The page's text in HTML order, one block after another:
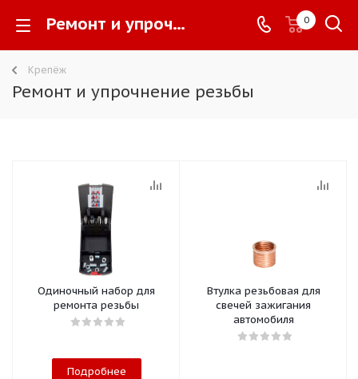
Ремонт и упрочнение резьбы - 0
Крепёж
Ремонт и упрочнение резьбы
Одиночный набор для
ремонта резьбы
Подробнее
Втулка резьбовая для
свечей зажигания
автомобиля